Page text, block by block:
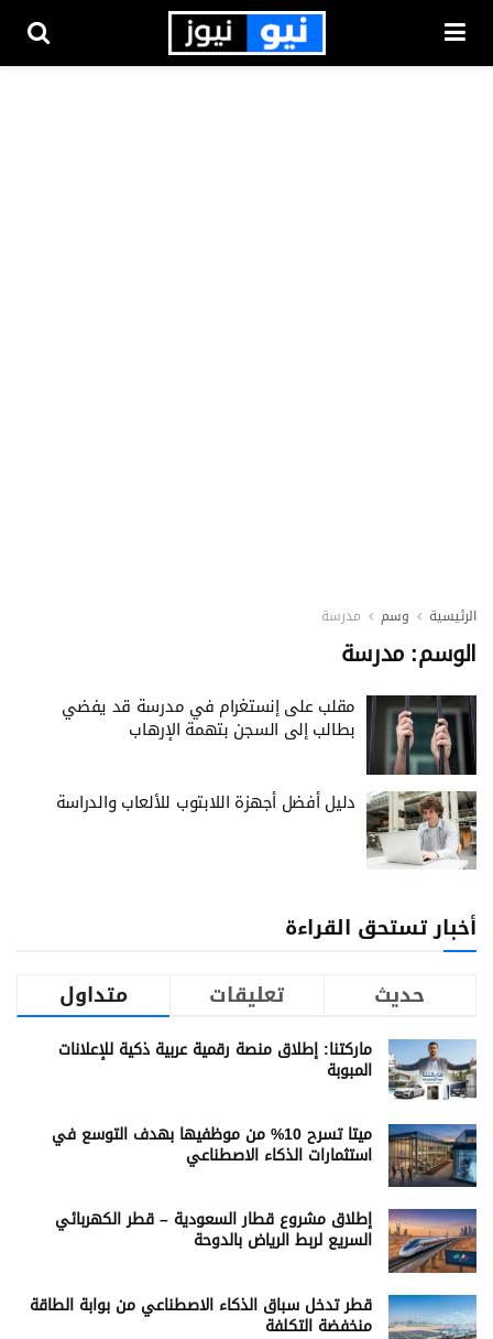
الرئيسية وسم مدرسة
الوسم:مدرسة
مقلب على إنستغرام في مدرسة قد يفضي
بطالب إلى السجن بتهمة الإرهاب
دليل أفضل أجهزة اللابتوب للألعاب والدراسة
أخبار تستحق القراءة
متداول
تعليقات حديث
ماركتنا: إطلاق منصة رقمية عربية ذكية للإعلانات
المبوبة
ميتا تسرح 10% من موظفيها بهدف التوسع في
استثمارات الذكاء الاصطناعي
إطلاق مشروع قطار السعودية – قطر الكهربائي
السريع لربط الرياض بالدوحة
قطر تدخل سباق الذكاء الاصطناعي من بوابة الطاقة
منخفضة التكلفة